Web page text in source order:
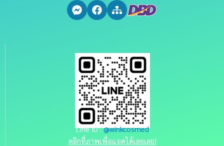
Line ID :@winkcosmed
คลิกที่ภาพเพื่อแอดได้เลยเลย!